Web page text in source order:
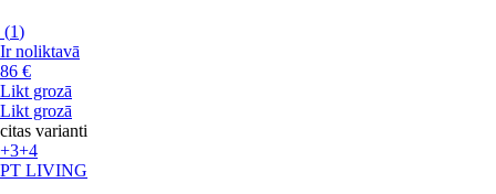
(1)
Ir noliktavā
86 €
Likt grozā
Likt grozā
citas varianti
+3+4
PT LIVING